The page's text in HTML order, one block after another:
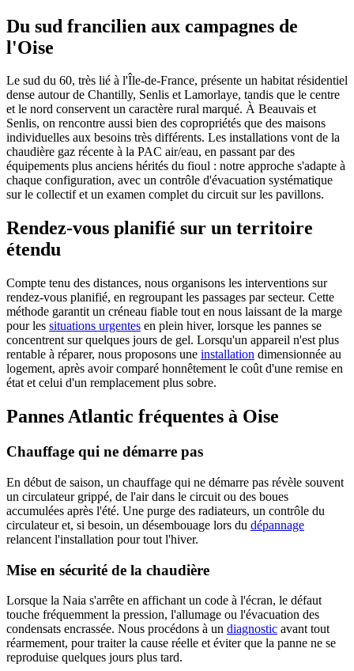
Du sud francilien aux campagnes de
l'Oise
Le sud du 60, très lié à l'Île-de-France, présente un habitat résidentiel
dense autour de Chantilly, Senlis et Lamorlaye, tandis que le centre
et le nord conservent un caractère rural marqué. À Beauvais et
Senlis, on rencontre aussi bien des copropriétés que des maisons
individuelles aux besoins très différents. Les installations vont de la
chaudière gaz récente à la PAC air/eau, en passant par des
équipements plus anciens hérités du fioul : notre approche s'adapte à
chaque configuration, avec un contrôle d'évacuation systématique
sur le collectif et un examen complet du circuit sur les pavillons.
Rendez-vous planifié sur un territoire
étendu
Compte tenu des distances, nous organisons les interventions sur
rendez-vous planifié, en regroupant les passages par secteur. Cette
méthode garantit un créneau fiable tout en nous laissant de la marge
pour les situations urgentes en plein hiver, lorsque les pannes se
concentrent sur quelques jours de gel. Lorsqu'un appareil n'est plus
rentable à réparer, nous proposons une installation dimensionnée au
logement, après avoir comparé honnêtement le coût d'une remise en
état et celui d'un remplacement plus sobre.
Pannes Atlantic fréquentes à Oise
Chauffage qui ne démarre pas
En début de saison, un chauffage qui ne démarre pas révèle souvent
un circulateur grippé, de l'air dans le circuit ou des boues
accumulées après l'été. Une purge des radiateurs, un contrôle du
circulateur et, si besoin, un désembouage lors du dépannage
relancent l'installation pour tout l'hiver.
Mise en sécurité de la chaudière
Lorsque la Naia s'arrête en affichant un code à l'écran, le défaut
touche fréquemment la pression, l'allumage ou l'évacuation des
condensats encrassée. Nous procédons à un diagnostic avant tout
réarmement, pour traiter la cause réelle et éviter que la panne ne se
reproduise quelques jours plus tard.